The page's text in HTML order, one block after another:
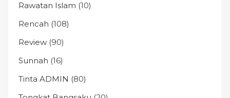
Rawatan Islam (10)
Rencah (108)
Review (90)
Sunnah (16)
Tinta ADMIN (80)